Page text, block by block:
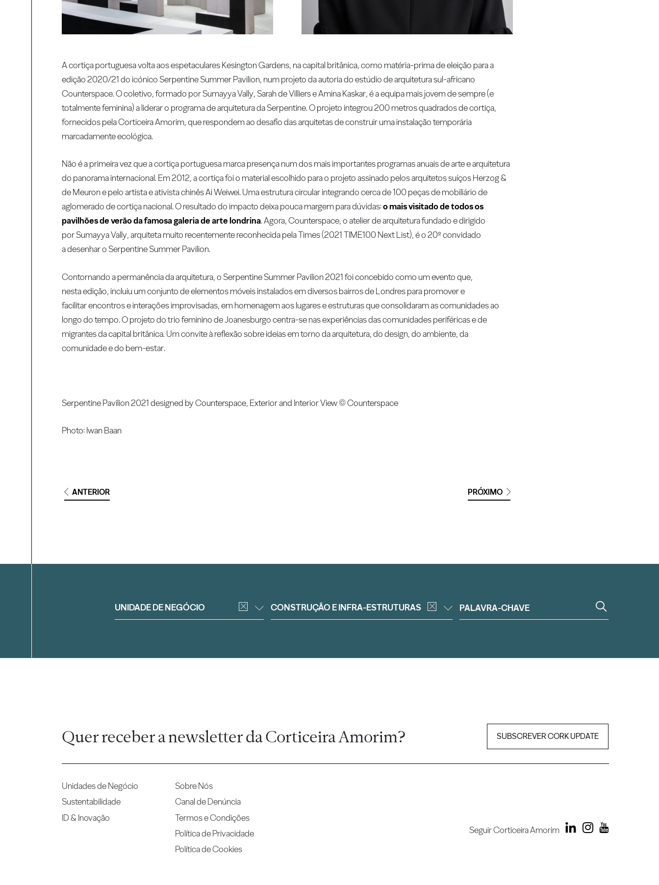
A cortiça portuguesa volta aos espetaculares Kesington Gardens, na capital britânica, como matéria-prima de eleição para a
edição 2020/21 do icónico Serpentine Summer Pavilion, num projeto da autoria do estúdio de arquitetura sul-africano
Counterspace. O coletivo, formado por Sumayya Vally, Sarah de Villiers e Amina Kaskar, é a equipa mais jovem de sempre (e
totalmente feminina) a liderar o programa de arquitetura da Serpentine. O projeto integrou 200 metros quadrados de cortiça,
fornecidos pela Corticeira Amorim, que respondem ao desafio das arquitetas de construir uma instalação temporária
marcadamente ecológica.
Não é a primeira vez que a cortiça portuguesa marca presença num dos mais importantes programas anuais de arte e arquitetura
do panorama internacional. Em 2012, a cortiça foi o material escolhido para o projeto assinado pelos arquitetos suíços Herzog &
de Meuron e pelo artista e ativista chinês Ai Weiwei. Uma estrutura circular integrando cerca de 100 peças de mobiliário de
aglomerado de cortiça nacional. O resultado do impacto deixa pouca margem para dúvidas:o mais visitado de todos os
pavilhões de verão da famosa galeria de arte londrina. Agora, Counterspace, o atelier de arquitetura fundado e dirigido
por Sumayya Vally, arquiteta muito recentemente reconhecida pela Times (2021 TIME100 Next List), é o 20º convidado
a desenhar o Serpentine Summer Pavilion.
Contornando a permanência da arquitetura, o Serpentine Summer Pavilion 2021 foi concebido como um evento que,
nesta edição, incluiu um conjunto de elementos móveis instalados em diversos bairros de Londres para promover e
facilitar encontros e interações improvisadas, em homenagem aos lugares e estruturas que consolidaram as comunidades ao
longo do tempo. O projeto do trio feminino de Joanesburgo centra-se nas experiências das comunidades periféricas e de
migrantes da capital britânica. Um convite à reflexão sobre ideias em torno da arquitetura, do design, do ambiente, da
comunidade e do bem-estar.
Serpentine Pavilion 2021 designed by Counterspace, Exterior and Interior View © Counterspace
Photo: Iwan Baan
ANTERIOR PRÓXIMO
FiltrarUNIDADE DE NEGÓCIO CONSTRUÇÃO E INFRA-ESTRUTURAS
Quer receber a newsletter da Corticeira Amorim? SUBSCREVER CORK UPDATE
Unidades de Negócio
Sustentabilidade
ID & Inovação
Sobre Nós
Canal de Denúncia
Termos e Condições
Política de Privacidade
Política de Cookies
Seguir Corticeira Amorim